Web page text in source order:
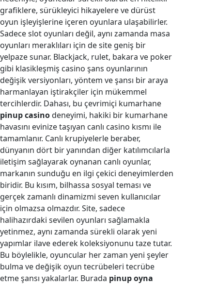
grafiklere, sürükleyici hikayelere ve dürüst
oyun işleyişlerine içeren oyunlara ulaşabilirler.
Sadece slot oyunları değil, aynı zamanda masa
oyunları meraklıları için de site geniş bir
yelpaze sunar. Blackjack, rulet, bakara ve poker
gibi klasikleşmiş casino şans oyunlarının
değişik versiyonları, yöntem ve şansı bir araya
harmanlayan iştirakçiler için mükemmel
tercihlerdir. Dahası, bu çevrimiçi kumarhane
pinup casinodeneyimi, hakiki bir kumarhane
havasını evinize taşıyan canlı casino kısmı ile
tamamlanır. Canlı krupiyelerle beraber,
dünyanın dört bir yanından diğer katılımcılarla
iletişim sağlayarak oynanan canlı oyunlar,
markanın sunduğu en ilgi çekici deneyimlerden
biridir. Bu kısım, bilhassa sosyal teması ve
gerçek zamanlı dinamizmi seven kullanıcılar
için olmazsa olmazdır. Site, sadece
halihazırdaki sevilen oyunları sağlamakla
yetinmez, aynı zamanda sürekli olarak yeni
yapımlar ilave ederek koleksiyonunu taze tutar.
Bu böylelikle, oyuncular her zaman yeni şeyler
bulma ve değişik oyun tecrübeleri tecrübe
etme şansı yakalarlar. Burada pinup oyna